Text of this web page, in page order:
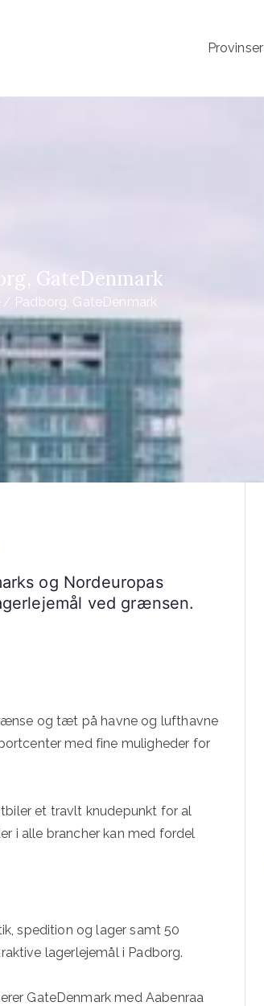
Provinser
GateDenmark
Padborg, GateDenmark
og Nordeuropas
ved grænsen.
og tæt på havne og lufthavne
med fine muligheder for
et travlt knudepunkt for al
i alle brancher kan med fordel
spedition og lager samt 50
lagerlejemål i Padborg.
GateDenmark med Aabenraa